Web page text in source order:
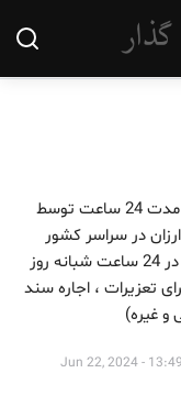
اجاره سند برای زندانی و متهم در سنندج ظرف مدت 24 ساعت توسط
در سراسر کشور
توسط تیم حقوقی و با تجربه آماده پاسخگویی در 24 ساعت شبانه روز
تعزیرات ، اجاره سند
و غیره)
Jun 22, 2024 - 13:49